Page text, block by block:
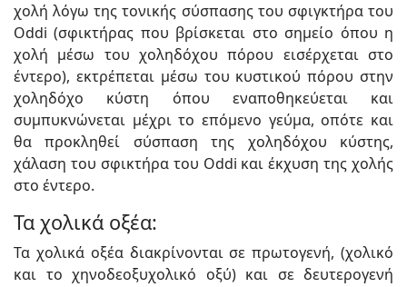
χολή λόγω της τονικής σύσπασης του σφιγκτήρα του
Oddi (σφικτήρας που βρίσκεται στο σημείο όπου η
χολή μέσω του χοληδόχου πόρου εισέρχεται στο
έντερο), εκτρέπεται μέσω του κυστικού πόρου στην
χοληδόχο κύστη όπου εναποθηκεύεται και
συμπυκνώνεται μέχρι το επόμενο γεύμα, οπότε και
θα προκληθεί σύσπαση της χοληδόχου κύστης,
χάλαση του σφικτήρα του Oddi και έκχυση της χολής
στο έντερο.
Τα χολικά οξέα:
Τα χολικά οξέα διακρίνονται σε πρωτογενή, (χολικό
και το χηνοδεοξυχολικό οξύ) και σε δευτερογενή